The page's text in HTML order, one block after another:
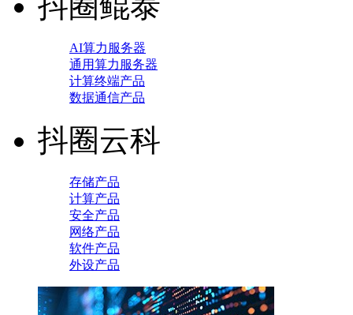
AI算力服务器
通用算力服务器
计算终端产品
数据通信产品
抖圈云科
存储产品
计算产品
安全产品
网络产品
软件产品
外设产品